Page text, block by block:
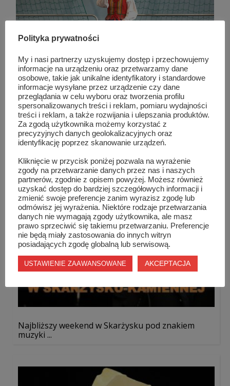
TAG LIST RADOSNE NUTKI
Podobne wpisy
Najbliższy weekend w Skarżysku pod znakiem
muzyki ...
Polityka prywatności
My i nasi partnerzy uzyskujemy dostęp i przechowujemy
informacje na urządzeniu oraz przetwarzamy dane
osobowe, takie jak unikalne identyfikatory i standardowe
informacje wysyłane przez urządzenie czy dane
przeglądania w celu wyboru oraz tworzenia profilu
spersonalizowanych treści i reklam, pomiaru wydajności
treści i reklam, a także rozwijania i ulepszania produktów.
Za zgodą użytkownika możemy korzystać z
precyzyjnych danych geolokalizacyjnych oraz
identyfikację poprzez skanowanie urządzeń.
Kliknięcie w przycisk poniżej pozwala na wyrażenie
zgody na przetwarzanie danych przez nas i naszych
partnerów, zgodnie z opisem powyżej. Możesz również
uzyskać dostęp do bardziej szczegółowych informacji i
zmienić swoje preferencje zanim wyrazisz zgodę lub
odmówisz jej wyrażenia. Niektóre rodzaje przetwarzania
danych nie wymagają zgody użytkownika, ale masz
prawo sprzeciwić się takiemu przetwarzaniu. Preferencje
nie będą miały zastosowania do innych witryn
posiadających zgodę globalną lub serwisową.
USTAWIENIE ZAAWANSOWANE AKCEPTACJA